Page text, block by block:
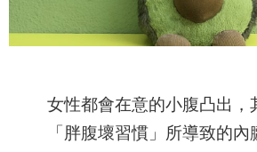
女性都會在意的小腹凸出，
「胖腹壞習慣」所導致的